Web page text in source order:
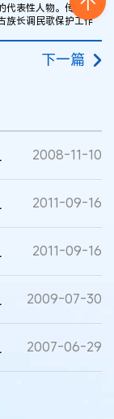
代表性人物。传承人
族长调民歌保护工作
下一篇
名录 2008-11-10
召开 2011-09-16
召开 2011-09-16
作权 2009-07-30
合作 2007-06-29